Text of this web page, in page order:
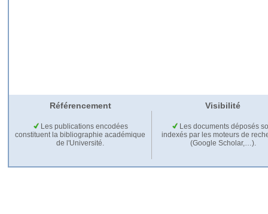
Référencement Visibilité
Les publications encodées
constituent la bibliographie académique
de l'Université.
Les documents déposés
indexés par les moteurs de
(Google Scholar,…).